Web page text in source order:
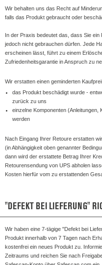
Wir behalten uns das Recht auf
falls das Produkt gebraucht oder
In der Praxis bedeutet das, dass Sie ein
jedoch nicht gebrauchen dürfen. Jede
erscheinen lässt, führt zu einem
Zufriedenheitsgarantie in Anspruch zu
Wir erstatten einen geminderten
das Produkt beschädigt wurde -
zurück zu uns
einzelne Komponenten
werden
Nach Eingang Ihrer Retoure erstatten
(in Abhängigkeit oben genannter
dann wird der erstattete Betrag Ihrer
Retourensendung von UPS abholen
Kosten hierfür vom zu erstattenden
"DEFEKT BEI LIEFERUNG"
Wir haben eine 7-tägige "Defekt bei
Produkt innerhalb von 7 Tagen nach
kostenfrei ein neues Produkt zu.
Zeitraums und reichen Sie nach